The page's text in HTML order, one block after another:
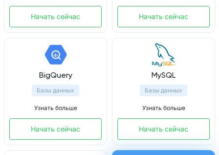
Начать сейчас Начать сейчас
BigQuery
Базы данных
Узнать больше
Начать сейчас
MySQL
Базы данных
Узнать больше
Начать сейчас